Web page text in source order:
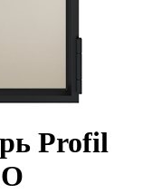
Profil